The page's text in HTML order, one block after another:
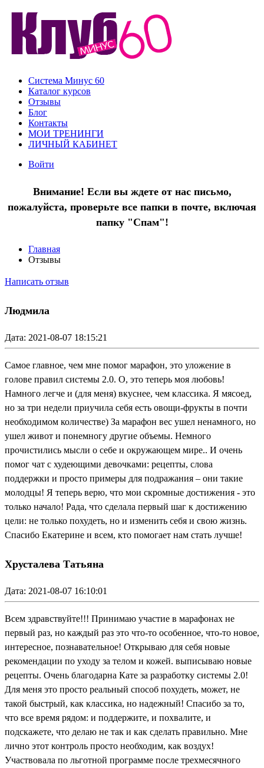
Система Минус 60
Каталог курсов
Отзывы
Блог
Контакты
МОИ ТРЕНИНГИ
ЛИЧНЫЙ КАБИНЕТ
Войти
Внимание! Если вы ждете от нас письмо,
пожалуйста, проверьте все папки в почте, включая
папку "Спам"!
Главная
Отзывы
Написать отзыв
Людмила
Дата: 2021-08-07 18:15:21
Самое главное, чем мне помог марафон, это уложение в
голове правил системы 2.0. О, это теперь моя любовь!
Намного легче и (для меня) вкуснее, чем классика. Я мясоед,
но за три недели приучила себя есть овощи-фрукты в почти
необходимом количестве) За марафон вес ушел ненамного, но
ушел живот и понемногу другие объемы. Немного
прочистились мысли о себе и окружающем мире.. И очень
помог чат с худеющими девочками: рецепты, слова
поддержки и просто примеры для подражания – они такие
молодцы! Я теперь верю, что мои скромные достижения - это
только начало! Рада, что сделала первый шаг к достижению
цели: не только похудеть, но и изменить себя и свою жизнь.
Спасибо Екатерине и всем, кто помогает нам стать лучше!
Хрусталева Татьяна
Дата: 2021-08-07 16:10:01
Всем здравствуйте!!! Принимаю участие в марафонах не
первый раз, но каждый раз это что-то особенное, что-то новое,
интересное, познавательное! Открываю для себя новые
рекомендации по уходу за телом и кожей. выписываю новые
рецепты. Очень благодарна Кате за разработку системы 2.0!
Для меня это просто реальный способ похудеть, может, не
такой быстрый, как классика, но надежный! Спасибо за то,
что все время рядом: и поддержите, и похвалите, и
подскажете, что делаю не так и как сделать правильно. Мне
лично этот контроль просто необходим, как воздух!
Участвовала по льготной программе после трехмесячного